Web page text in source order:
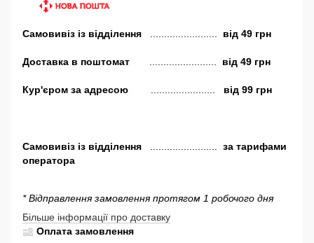
Самовивіз із відділення від 49 грн
Доставка в поштомат від 49 грн
Кур'єром за адресою від 99 грн
Самовивіз із відділення
за тарифами
оператора
* Відправлення замовлення протягом 1 робочого дня
Більше інформації про доставку
Оплата замовлення